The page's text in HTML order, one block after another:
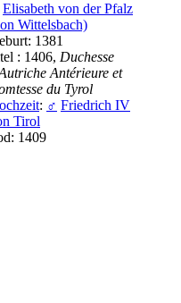
Elisabeth von der Pfalz
Wittelsbach)
1381
: 1406, Duchesse
Antérieure et
du Tyrol
: ♂ Friedrich IV
Tirol
1409